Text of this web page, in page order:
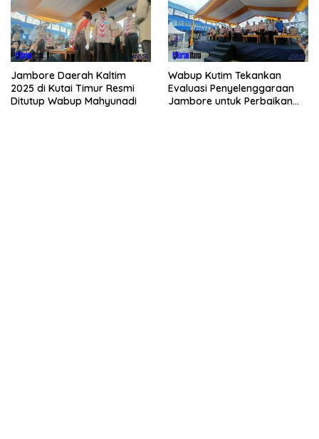
Jambore Daerah Kaltim
2025 di Kutai Timur Resmi
Ditutup Wabup Mahyunadi
Wabup Kutim Tekankan
Evaluasi Penyelenggaraan
Jambore untuk Perbaikan